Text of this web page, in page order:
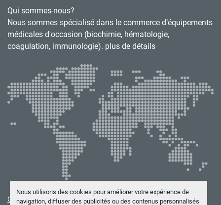
Nous utilisons des cookies pour améliorer votre expérience de
navigation, diffuser des publicités ou des contenus personnalisés
Qui sommes-nous?
Nous sommes spécialisé dans le commerce d’équipements
médicales d'occasion (biochimie, hématologie,
coagulation, immunologie). plus de détails
Gérez les cookies